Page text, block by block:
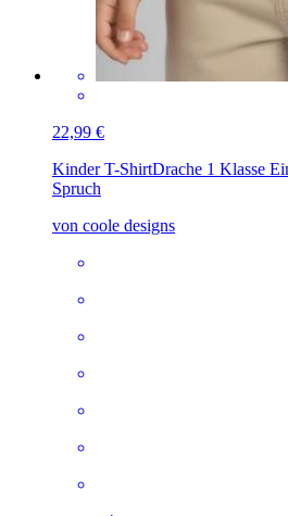
22,99 €
Kinder T-ShirtDrache 1 Klasse
Spruch
von coole designs